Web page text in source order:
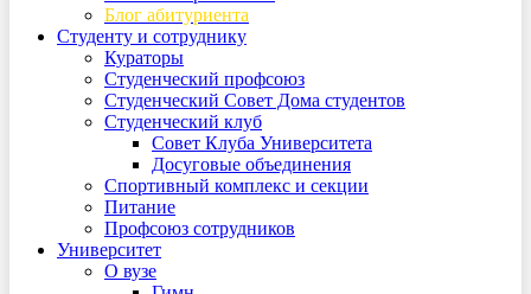
Блог абитуриента
Студенту и сотруднику
Кураторы
Студенческий профсоюз
Студенческий Совет Дома студентов
Студенческий клуб
Совет Клуба Университета
Досуговые объединения
Спортивный комплекс и секции
Питание
Профсоюз сотрудников
Университет
О вузе